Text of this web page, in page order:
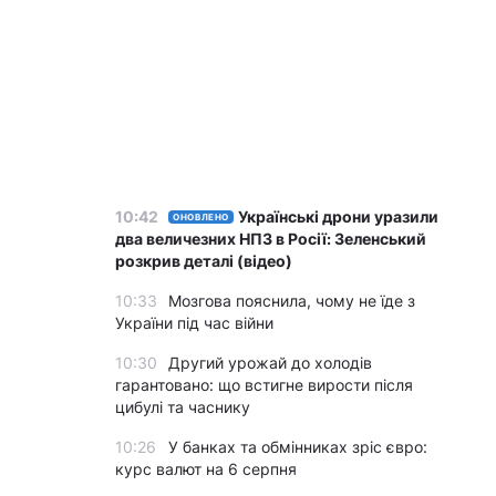
10:42 ОНОВЛЕНО
Українські дрони уразили
два величезних НПЗ в Росії: Зеленський
розкрив деталі (відео)
10:33
Мозгова пояснила, чому не їде з
України під час війни
10:30
Другий урожай до холодів
гарантовано: що встигне вирости після
цибулі та часнику
10:26
У банках та обмінниках зріс євро:
курс валют на 6 серпня